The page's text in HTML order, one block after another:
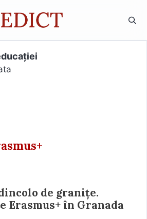
de granițe.
Erasmus+ în Granada